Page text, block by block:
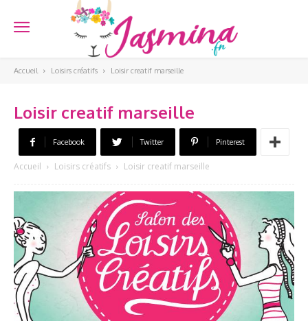
Accueil Loisirs créatifs Loisir creatif marseille
Loisir creatif marseille
Facebook Twitter Pinterest
Accueil Loisirs créatifs Loisir creatif marseille